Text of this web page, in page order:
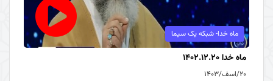
ماه خدا- شبکه یک سیما
ماه خدا 1402.12.20
۲۰/اسف/۱۴۰۳